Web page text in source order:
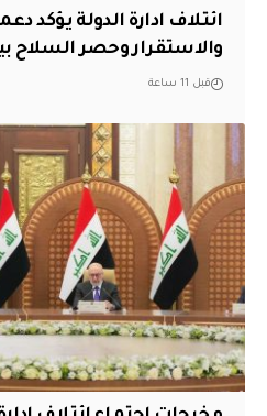
ائتلاف ادارة الدولة يؤكد
والاستقرار وحصر السلاح
قبل 11 ساعة